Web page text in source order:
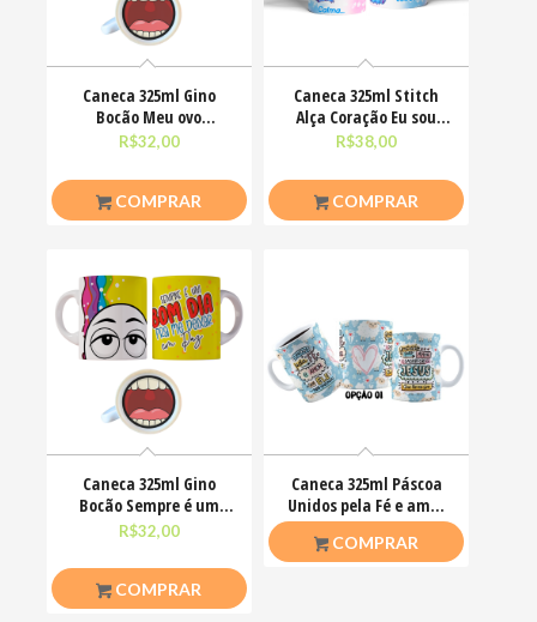
Caneca 325ml Gino
Bocão Meu ovo
Engraçadas Meme
R$32,00
COMPRAR
Caneca 325ml Stitch
Alça Coração Eu sou
uma pessoa calma
R$38,00
COMPRAR
Caneca 325ml Gino
Bocão Sempre é um
bom dia pra me deixar
R$32,00
COMPRAR
Caneca 325ml Páscoa
Unidos pela Fé e amor
que ele nos ensinou
COMPRAR